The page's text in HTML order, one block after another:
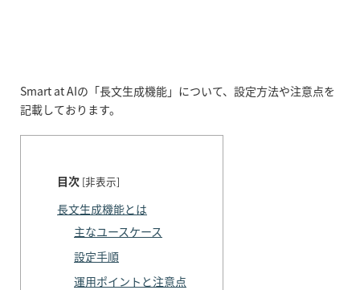
Smart at AIの「長文生成機能」について、設定方法や注意点を
記載しております。
目次 [非表示]
長文生成機能とは
主なユースケース
設定手順
運用ポイントと注意点